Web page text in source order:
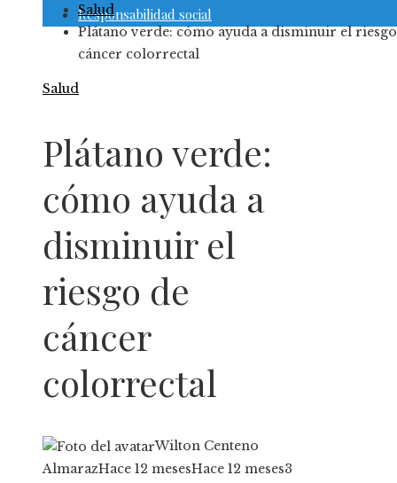
Responsabilidad social
Salud
Plátano verde: cómo ayuda a disminuir el
cáncer colorrectal
Salud
Plátano verde:
cómo ayuda a
disminuir el
riesgo de
cáncer
colorrectal
Wilton Centeno
AlmarazHace 12 mesesHace 12 meses3